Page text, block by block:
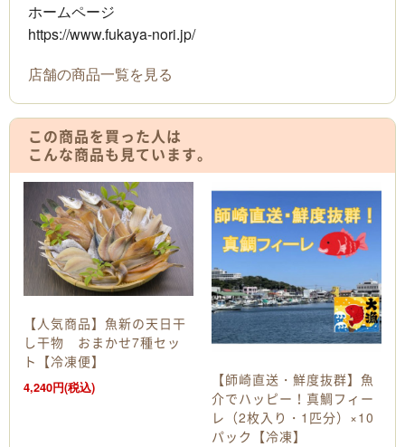
ホームページ
https://www.fukaya-nori.jp/
店舗の商品一覧を見る
この商品を買った人は
こんな商品も見ています。
【人気商品】魚新の天日干
し干物 おまかせ7種セッ
ト【冷凍便】
4,240円(税込)
【師崎直送・鮮度抜群】魚
介でハッピー！真鯛フィー
レ（2枚入り・1匹分）×10
パック【冷凍】